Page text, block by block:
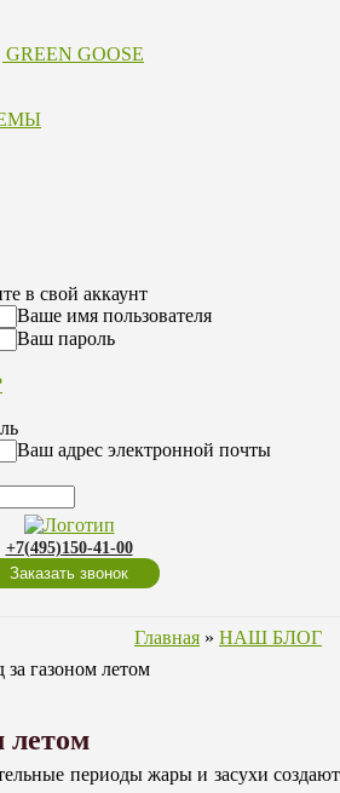
GOOSE
в свой аккаунт
Ваше имя пользователя
Ваш пароль
Ваш адрес электронной почты
+7(495)150-41-00
Заказать звонок
Главная » НАШ БЛОГ
за газоном летом
летом
периоды жары и засухи создают